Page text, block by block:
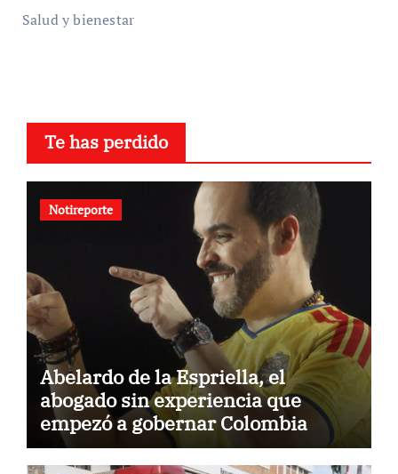
Salud y bienestar
Te has perdido
Notireporte
Abelardo de la Espriella, el
abogado sin experiencia que
empezó a gobernar Colombia